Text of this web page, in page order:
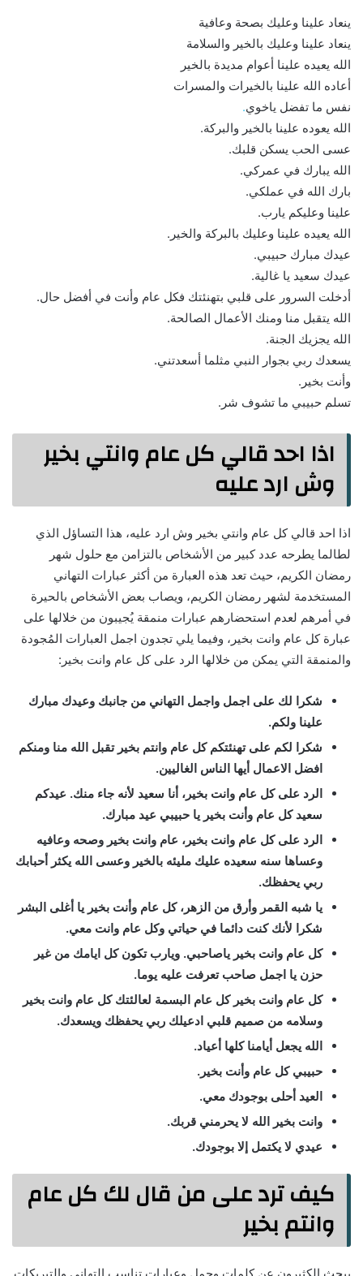
ينعاد علينا وعليك بصحة وعافية
ينعاد علينا وعليك بالخير والسلامة
الله يعيده علينا أعوام مديدة بالخير
أعاده الله علينا بالخيرات والمسرات
نفس ما تفضل ياخوي.
الله يعوده علينا بالخير والبركة.
عسى الحب يسكن قلبك.
الله يبارك في عمركي.
بارك الله في عملكي.
علينا وعليكم يارب.
الله يعيده علينا وعليك بالبركة والخير.
عيدك مبارك حبيبي.
عيدك سعيد يا غالية.
أدخلت السرور على قلبي بتهنئتك فكل عام وأنت في أفضل حال.
الله يتقبل منا ومنك الأعمال الصالحة.
الله يجزيك الجنة.
يسعدك ربي بجوار النبي مثلما أسعدتني.
وأنت بخير.
تسلم حبيبي ما تشوف شر.
اذا احد قالي كل عام وانتي بخير
وش ارد عليه
اذا احد قالي كل عام وانتي بخير وش ارد عليه، هذا التساؤل الذي
لطالما يطرحه عدد كبير من الأشخاص بالتزامن مع حلول شهر
رمضان الكريم، حيث تعد هذه العبارة من أكثر عبارات التهاني
المستخدمة لشهر رمضان الكريم، ويصاب بعض الأشخاص بالحيرة
في أمرهم لعدم استحضارهم عبارات منمقة يُجيبون من خلالها على
عبارة كل عام وانت بخير، وفيما يلي تجدون اجمل العبارات المُجودة
والمنمقة التي يمكن من خلالها الرد على كل عام وانت بخير:
شكرا لك على اجمل واجمل التهاني من جانبك وعيدك مبارك
علينا ولكم.
شكرا لكم على تهنئتكم كل عام وانتم بخير تقبل الله منا ومنكم
افضل الاعمال أيها الناس الغاليين.
الرد على كل عام وانت بخير، أنا سعيد لأنه جاء منك. عيدكم
سعيد كل عام وأنت بخير يا حبيبي عيد مبارك.
الرد على كل عام وانت بخير، عام وانت بخير وصحه وعافيه
وعساها سنه سعيده عليك مليئه بالخير وعسى الله يكثر أحبابك
ربي يحفظك.
يا شبه القمر وأرق من الزهر، كل عام وأنت بخير يا أغلى البشر
شكرا لأنك كنت دائما في حياتي وكل عام وانت معي.
كل عام وانت بخير ياصاحبي. ويارب تكون كل ايامك من غير
حزن يا اجمل صاحب تعرفت عليه يوما.
كل عام وانت بخير كل عام البسمة لعالئتك كل عام وانت بخير
وسلامه من صميم قلبي ادعيلك ربي يحفظك ويسعدك.
الله يجعل أيامنا كلها أعياد.
حبيبي كل عام وأنت بخير.
العيد أحلى بوجودك معي.
وانت بخير الله لا يحرمني قربك.
عيدي لا يكتمل إلا بوجودك.
كيف ترد على من قال لك كل عام
وانتم بخير